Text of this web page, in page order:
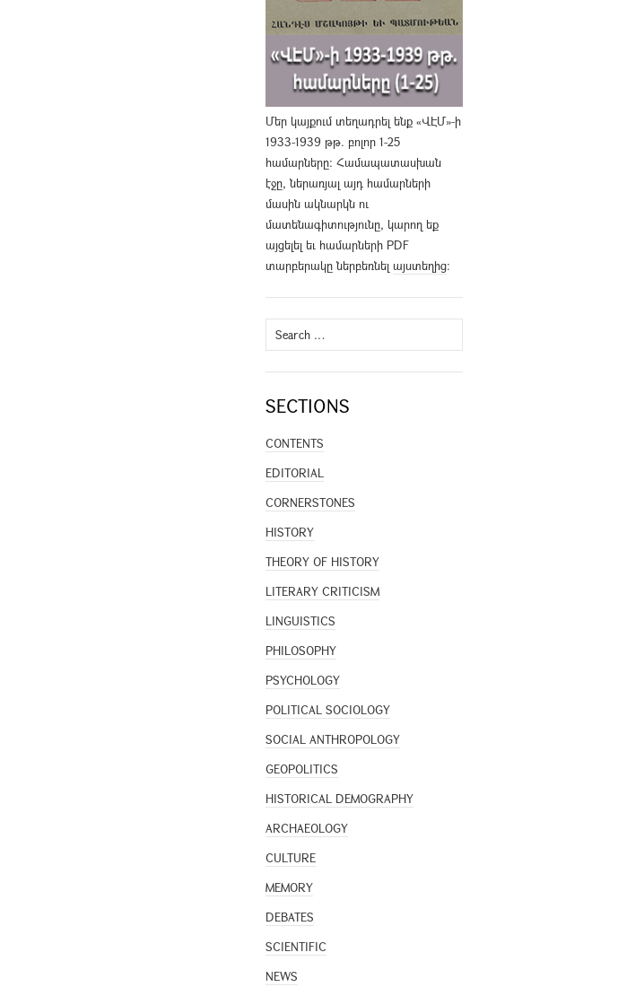
Մեր կայքում տեղադրել ենք «ՎԷՄ»-ի
1933-1939 թթ. բոլոր 1-25
համարները։ Համապատասխան
էջը, ներառյալ այդ համարների
մասին ակնարկն ու
մատենագիտությունը, կարող եք
այցելել եւ համարների PDF
տարբերակը ներբեռնել այստեղից։
Search
for:
SECTIONS
CONTENTS
EDITORIAL
CORNERSTONES
HISTORY
THEORY OF HISTORY
LITERARY CRITICISM
LINGUISTICS
PHILOSOPHY
PSYCHOLOGY
POLITICAL SOCIOLOGY
SOCIAL ANTHROPOLOGY
GEOPOLITICS
HISTORICAL DEMOGRAPHY
ARCHAEOLOGY
CULTURE
MEMORY
DEBATES
SCIENTIFIC
NEWS